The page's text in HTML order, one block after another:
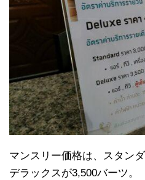
マンスリー価格は、スタン
デラックスが3,500バーツ。